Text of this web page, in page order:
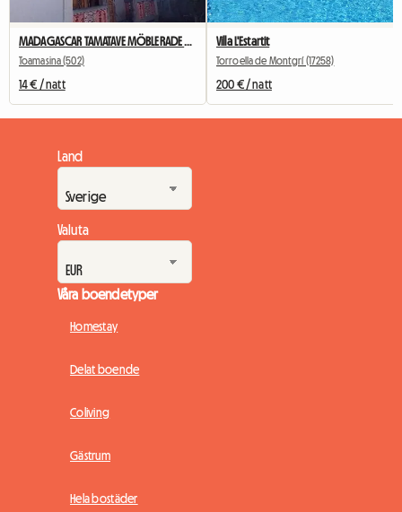
Toamasina (502)
14 € / natt
Villa L'Estartit
Torroella de Montgrí (17258)
200 € / natt
Land
Valuta
Våra boendetyper
Homestay
Delat boende
Coliving
Gästrum
Hela bostäder